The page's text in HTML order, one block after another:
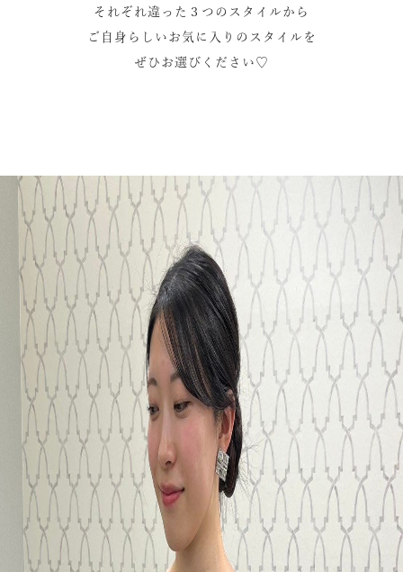
それぞれ違った３つのスタイルから
ご自身らしいお気に入りのスタイルを
ぜひお選びください♡